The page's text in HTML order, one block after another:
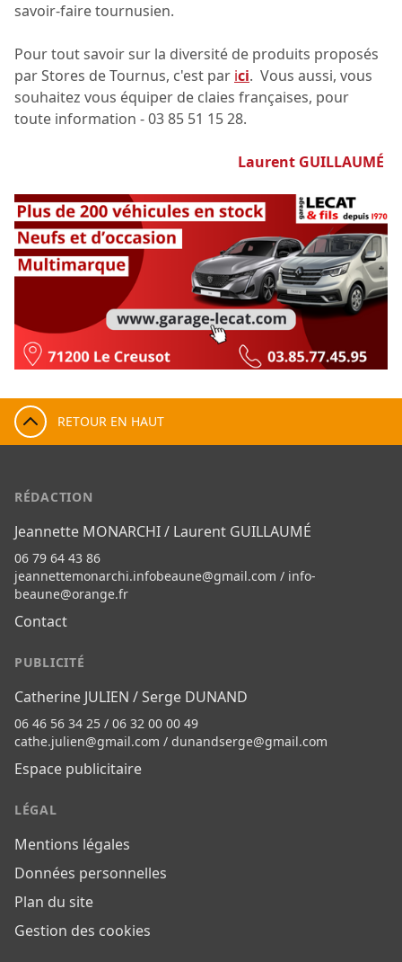
savoir-faire tournusien.
Pour tout savoir sur la diversité de produits proposés
par Stores de Tournus, c'est par ici. Vous aussi, vous
souhaitez vous équiper de claies françaises, pour
toute information - 03 85 51 15 28.
Laurent GUILLAUMÉ
RETOUR EN HAUT
RÉDACTION
Jeannette MONARCHI / Laurent GUILLAUMÉ
06 79 64 43 86
jeannettemonarchi.infobeaune@gmail.com / info-
beaune@orange.fr
Contact
PUBLICITÉ
Catherine JULIEN / Serge DUNAND
06 46 56 34 25 / 06 32 00 00 49
cathe.julien@gmail.com / dunandserge@gmail.com
Espace publicitaire
LÉGAL
Mentions légales
Données personnelles
Plan du site
Gestion des cookies